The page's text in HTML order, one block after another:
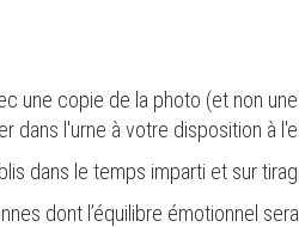
une copie de la photo (et non
dans l'urne à votre disposition à
dans le temps imparti et sur
dont l’équilibre émotionnel